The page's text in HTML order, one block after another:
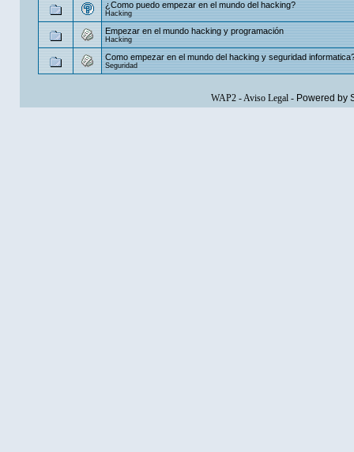
¿Como puedo empezar en el mundo del hacking?
Hacking
Empezar en el mundo hacking y programación
Hacking
Como empezar en el mundo del hacking y seguridad
Seguridad
WAP2-Aviso Legal- Powered by